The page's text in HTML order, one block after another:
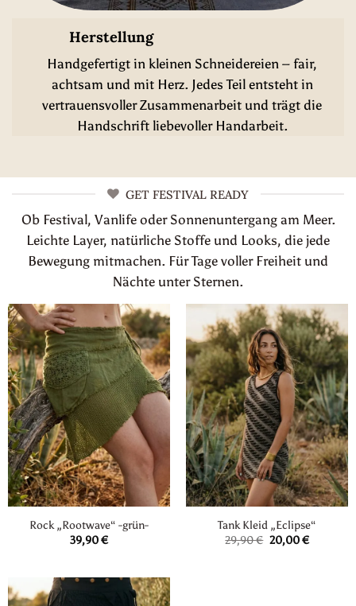
Herstellung
Handgefertigt in kleinen Schneidereien – fair,
achtsam und mit Herz. Jedes Teil entsteht in
vertrauensvoller Zusammenarbeit und trägt die
Handschrift liebevoller Handarbeit.
GET FESTIVAL READY
Ob Festival, Vanlife oder Sonnenuntergang am Meer.
Leichte Layer, natürliche Stoffe und Looks, die jede
Bewegung mitmachen. Für Tage voller Freiheit und
Nächte unter Sternen.
Rock „Rootwave“ -grün-
39,90€
Tank Kleid „Eclipse“
29,90€ Ursprünglicher
Preis
20,00€Aktueller